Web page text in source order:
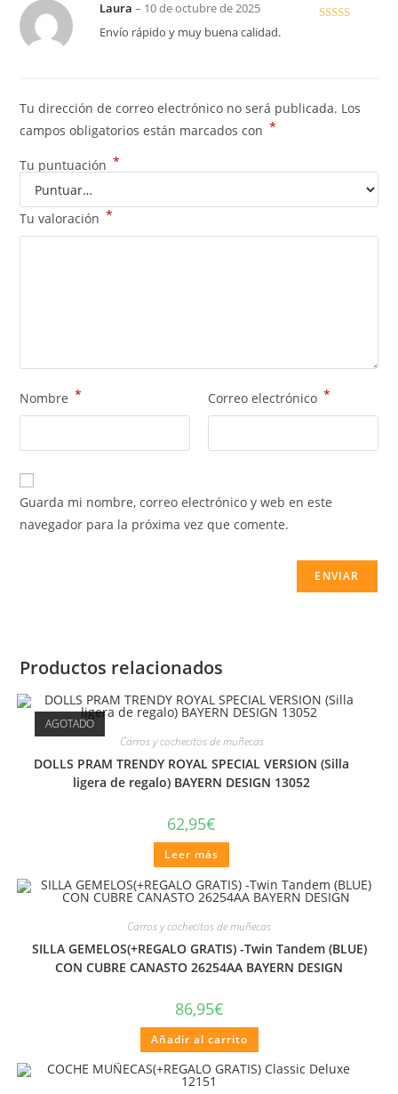
Laura– 10 de octubre de 2025
Envío rápido y muy buena calidad.
Tu dirección de correo electrónico no será publicada. Los
campos obligatorios están marcados con *
Tu puntuación *
Tu valoración *
Nombre * Correo electrónico *
Guarda mi nombre, correo electrónico y web en este
navegador para la próxima vez que comente.
Productos relacionados
AGOTADO
Carros y cochecitos de muñecas
DOLLS PRAM TRENDY ROYAL SPECIAL VERSION (Silla
ligera de regalo) BAYERN DESIGN 13052
62,95€
Leer más
Carros y cochecitos de muñecas
SILLA GEMELOS(+REGALO GRATIS) -Twin Tandem (BLUE)
CON CUBRE CANASTO 26254AA BAYERN DESIGN
86,95€
Añadir al carrito